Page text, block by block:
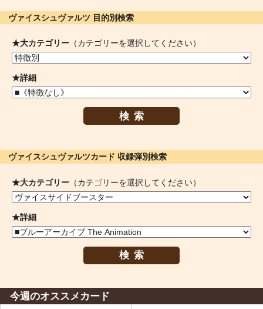
ヴァイスシュヴァルツ 目的別検索
★大カテゴリー （カテゴリーを選択してください）
★詳細
検索
ヴァイスシュヴァルツカード 収録弾別検索
★大カテゴリー （カテゴリーを選択してください）
★詳細
検索
今週のオススメカード